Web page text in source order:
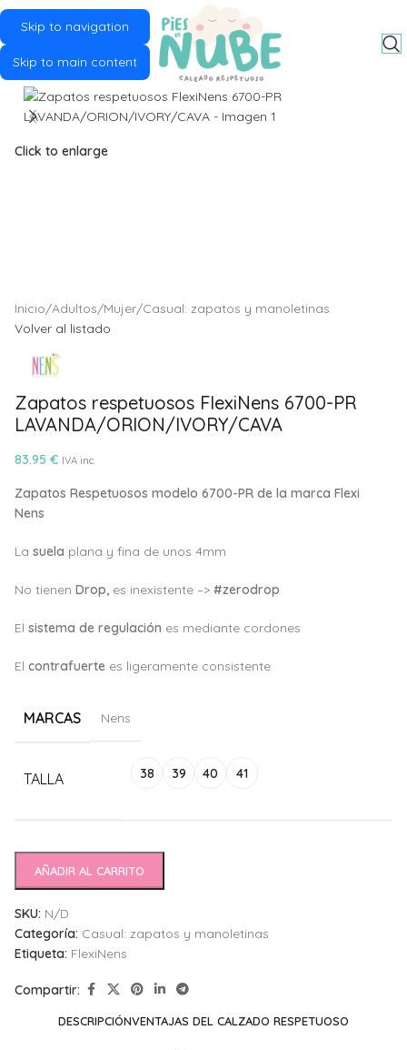
Skip to navigation
Skip to main content
Click to enlarge
Inicio/Adultos/Mujer/Casual: zapatos y manoletinas
Volver al listado
Zapatos respetuosos FlexiNens 6700-PR
LAVANDA/ORION/IVORY/CAVA
83.95 € IVA inc.
Zapatos Respetuosos modelo 6700-PR de la marca Flexi
Nens
La suela plana y fina de unos 4mm
No tienen Drop, es inexistente –> #zerodrop
El sistema de regulación es mediante cordones
El contrafuerte es ligeramente consistente
MARCAS Nens
TALLA 38 39 40 41
AÑADIR AL CARRITO
SKU: N/D
Categoría: Casual: zapatos y manoletinas
Etiqueta: FlexiNens
Compartir:
DESCRIPCIÓNVENTAJAS DEL CALZADO RESPETUOSO